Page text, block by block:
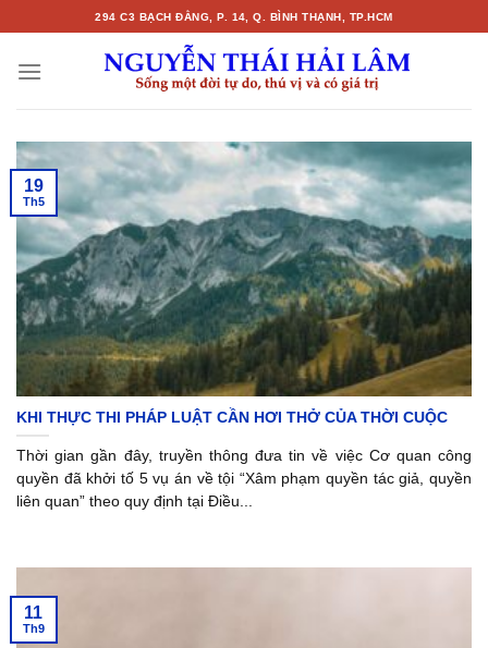
content
294 C3 BẠCH ĐẰNG, P. 14, Q. BÌNH THẠNH, TP.HCM
KHI THỰC THI PHÁP LUẬT CẦN HƠI THỞ CỦA THỜI CUỘC
Thời gian gần đây, truyền thông đưa tin về việc Cơ quan công
quyền đã khởi tố 5 vụ án về tội “Xâm phạm quyền tác giả, quyền
liên quan” theo quy định tại Điều...
19
Th5
11
Th9